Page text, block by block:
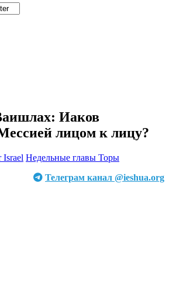
Иаков
лицом к лицу?
Israel Недельные главы Торы
Телеграм канал @ieshua.org